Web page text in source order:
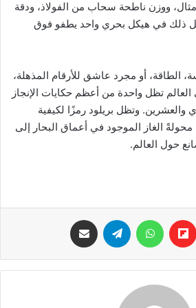
ووزن ناطحة سحاب من الفولاذ، ودقة
ذلك في هيكل بحري واحد يطفو فوق
الطاقة، أو مجرد عاشق للأرقام المذهلة،
تظل واحدة من أعظم حكايات الإنجاز
والعشرين. وتظل بريلود رمزًا لكيفية
الغاز الموجود في أعماق البحار إلى
حول العالم.
Flipboard واتساب تيلقرام